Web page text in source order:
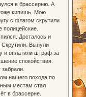
в брассерню. А
кипишь. Мою
с флагом скрутили
полицейские.
Досталось и
Вынули
и оплатили штраф за
спокойствия.
забрали.
нашего похода по
местам стал
в брассерне.